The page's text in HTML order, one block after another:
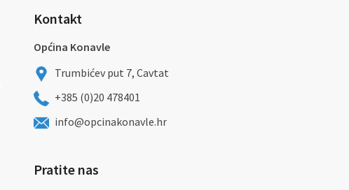
Kontakt
Općina Konavle
Trumbićev put 7, Cavtat
+385 (0)20 478401
info@opcinakonavle.hr
Pratite nas